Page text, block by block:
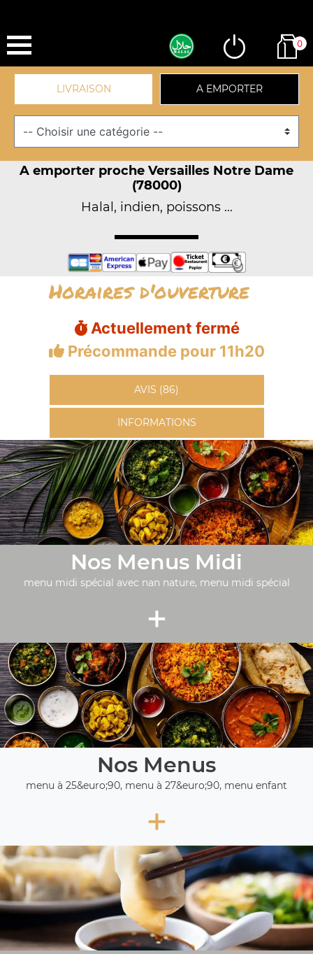
0
LIVRAISON A EMPORTER
A emporter proche Versailles Notre Dame
(78000)
Halal, indien, poissons ...
Horaires d'ouverture
Actuellement fermé
Précommande pour 11h20
AVIS (86)
INFORMATIONS
Nos Menus Midi
menu midi spécial avec nan nature, menu midi spécial
+
Nos Menus
menu à 25&euro;90, menu à 27&euro;90, menu enfant
+